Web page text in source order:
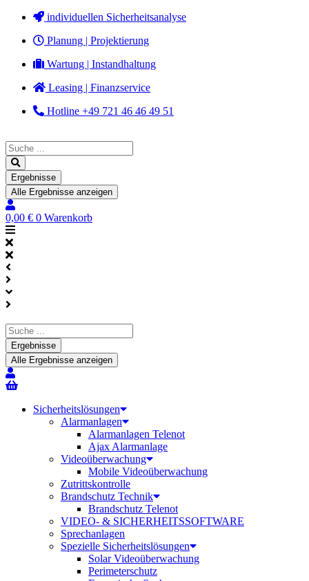
Zum
springen
individuellen Sicherheitsanalyse
Planung | Projektierung
Wartung | Instandhaltung
Leasing | Finanzservice
Hotline +49 721 46 46 49 51
Search
...
Ergebnisse
Alle Ergebnisse anzeigen
0,00 € 0 Warenkorb
Search
...Ergebnisse
Alle Ergebnisse anzeigen
Sicherheitslösungen
Alarmanlagen
Alarmanlagen Telenot
Ajax Alarmanlage
Videoüberwachung
Mobile Videoüberwachung
Zutrittskontrolle
Brandschutz Technik
Brandschutz Telenot
VIDEO- & SICHERHEITSSOFTWARE
Sprechanlagen
Spezielle Sicherheitslösungen
Solar Videoüberwachung
Perimeterschutz